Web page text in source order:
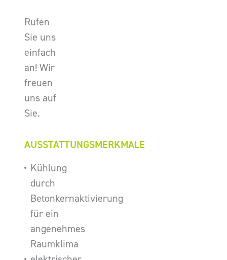
Rufen
Sie uns
einfach
an! Wir
freuen
uns auf
Sie.
AUSSTATTUNGSMERKMALE
Kühlung
durch
Betonkernaktivierung
für ein
angenehmes
Raumklima